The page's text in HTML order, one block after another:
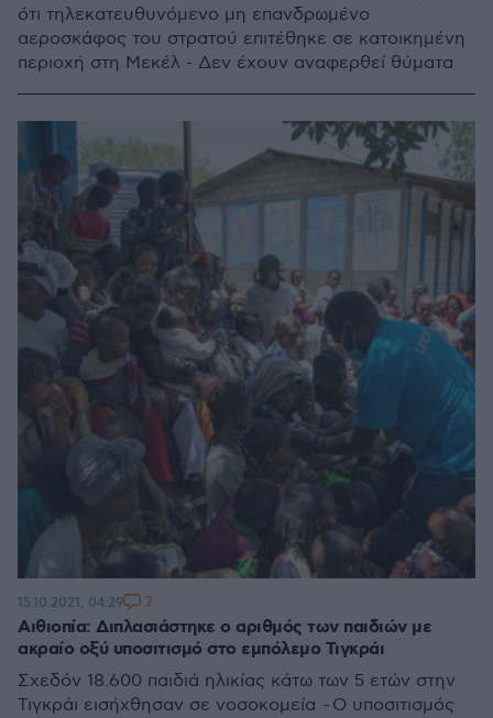
ότι τηλεκατευθυνόμενο μη επανδρωμένο
αεροσκάφος του στρατού επιτέθηκε σε κατοικημένη
περιοχή στη Μεκέλ - Δεν έχουν αναφερθεί θύματα
Αιθιοπία: Διπλασιάστηκε ο αριθμός των παιδιών με
ακραίο οξύ υποσιτισμό στo εμπόλεμo Τιγκράι
Σχεδόν 18.600 παιδιά ηλικίας κάτω των 5 ετών στην
Τιγκράι εισήχθησαν σε νοσοκομεία - Ο υποσιτισμός
15.10.2021, 04:29 2